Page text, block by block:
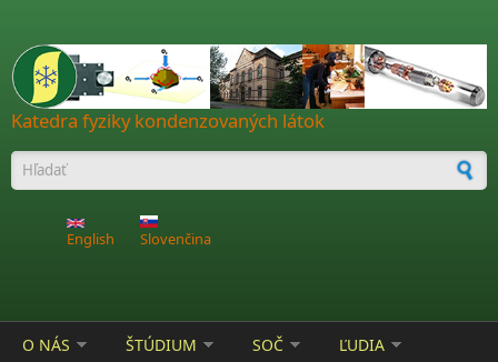
Katedra fyziky kondenzovaných látok
Vyhľadávanie
English Slovenčina
O NÁS ŠTÚDIUM SOČ ĽUDIA